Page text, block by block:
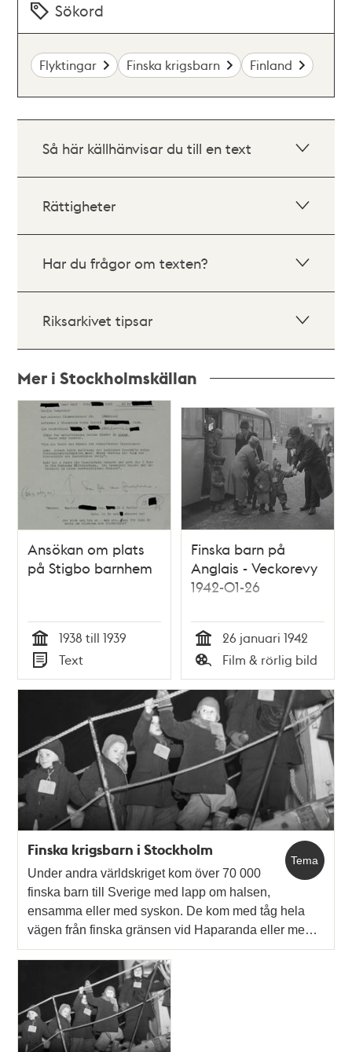
Sökord
Flyktingar Finska krigsbarn Finland
Så här källhänvisar du till en text
Rättigheter
Har du frågor om texten?
Riksarkivet tipsar
Mer i Stockholmskällan
Relaterade
poster
teman
Ansökan om plats
på Stigbo barnhem
Tid
1938 till 1939
Typ
Text
Finska barn på
Anglais - Veckorevy
1942-01-26
Tid
26 januari 1942
Typ
Film & rörlig bild
Tema
Finska krigsbarn i Stockholm
Under andra världskriget kom över 70 000
finska barn till Sverige med lapp om halsen,
ensamma eller med syskon. De kom med tåg hela
vägen från finska gränsen vid Haparanda eller me…